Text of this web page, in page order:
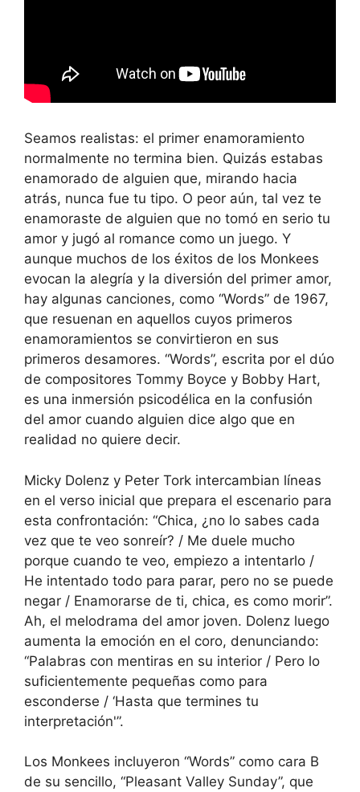
Seamos realistas: el primer enamoramiento
normalmente no termina bien. Quizás estabas
enamorado de alguien que, mirando hacia
atrás, nunca fue tu tipo. O peor aún, tal vez te
enamoraste de alguien que no tomó en serio tu
amor y jugó al romance como un juego. Y
aunque muchos de los éxitos de los Monkees
evocan la alegría y la diversión del primer amor,
hay algunas canciones, como “Words” de 1967,
que resuenan en aquellos cuyos primeros
enamoramientos se convirtieron en sus
primeros desamores. “Words”, escrita por el dúo
de compositores Tommy Boyce y Bobby Hart,
es una inmersión psicodélica en la confusión
del amor cuando alguien dice algo que en
realidad no quiere decir.
Micky Dolenz y Peter Tork intercambian líneas
en el verso inicial que prepara el escenario para
esta confrontación: “Chica, ¿no lo sabes cada
vez que te veo sonreír? / Me duele mucho
porque cuando te veo, empiezo a intentarlo /
He intentado todo para parar, pero no se puede
negar / Enamorarse de ti, chica, es como morir”.
Ah, el melodrama del amor joven. Dolenz luego
aumenta la emoción en el coro, denunciando:
“Palabras con mentiras en su interior / Pero lo
suficientemente pequeñas como para
esconderse / ‘Hasta que termines tu
interpretación'”.
Los Monkees incluyeron “Words” como cara B
de su sencillo, “Pleasant Valley Sunday”, que